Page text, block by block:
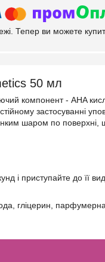
Тепер ви можете
50 мл
компонент - AHA
застосуванні
шаром по
і приступайте до її
гліцерин, парфумерна